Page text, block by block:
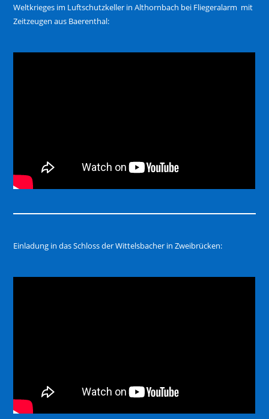
Weltkrieges im Luftschutzkeller in Althornbach bei Fliegeralarm mit
Zeitzeugen aus Baerenthal:
Einladung in das Schloss der Wittelsbacher in Zweibrücken: